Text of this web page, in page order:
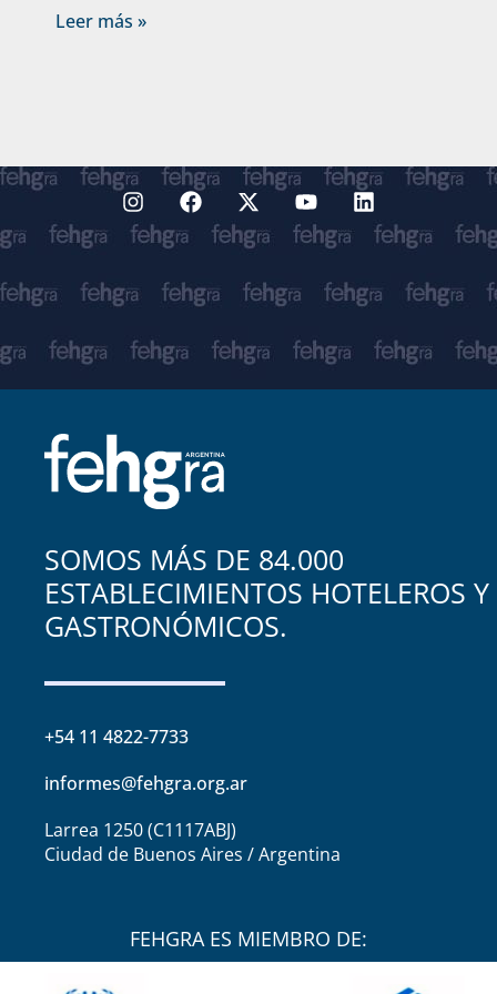
Leer más »
SOMOS MÁS DE 84.000
ESTABLECIMIENTOS HOTELEROS Y
GASTRONÓMICOS.
+54 11 4822-7733
informes@fehgra.org.ar
Larrea 1250 (C1117ABJ)
Ciudad de Buenos Aires / Argentina
FEHGRA ES MIEMBRO DE: